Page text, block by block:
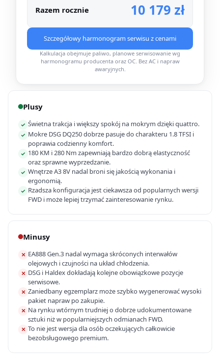
Razem rocznie 10 179 zł
Szczegółowy harmonogram serwisu z cenami
Kalkulacja obejmuje paliwo, planowe serwisowanie wg
harmonogramu producenta oraz OC. Bez AC i napraw
awaryjnych.
Plusy
✓ Świetna trakcja i większy spokój na mokrym dzięki quattro.
✓ Mokre DSG DQ250 dobrze pasuje do charakteru 1.8 TFSI i
poprawia codzienny komfort.
✓ 180 KM i 280 Nm zapewniają bardzo dobrą elastyczność
oraz sprawne wyprzedzanie.
✓ Wnętrze A3 8V nadal broni się jakością wykonania i
ergonomią.
✓ Rzadsza konfiguracja jest ciekawsza od popularnych wersji
FWD i może lepiej trzymać zainteresowanie rynku.
Minusy
✕ EA888 Gen.3 nadal wymaga skróconych interwałów
olejowych i czujności na układ chłodzenia.
✕ DSG i Haldex dokładają kolejne obowiązkowe pozycje
serwisowe.
✕ Zaniedbany egzemplarz może szybko wygenerować wysoki
pakiet napraw po zakupie.
✕ Na rynku wtórnym trudniej o dobrze udokumentowane
sztuki niż w popularniejszych odmianach FWD.
✕ To nie jest wersja dla osób oczekujących całkowicie
bezobsługowego premium.